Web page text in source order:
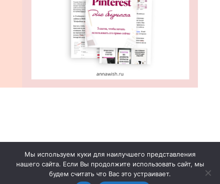
Обо мне Подкаст
Бесплатные ресурсы
Контакты
Оферта
Политика конфиденциальности
Мы используем куки для наилучшего представления
нашего сайта. Если Вы продолжите использовать сайт, мы
будем считать что Вас это устраивает.